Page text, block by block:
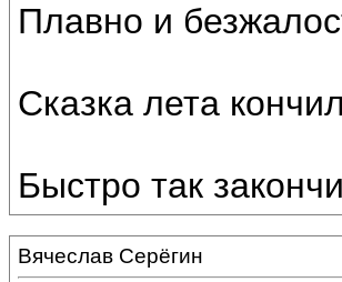
Плавно и
Сказка лета
Быстро так
Вячеслав Серёгин